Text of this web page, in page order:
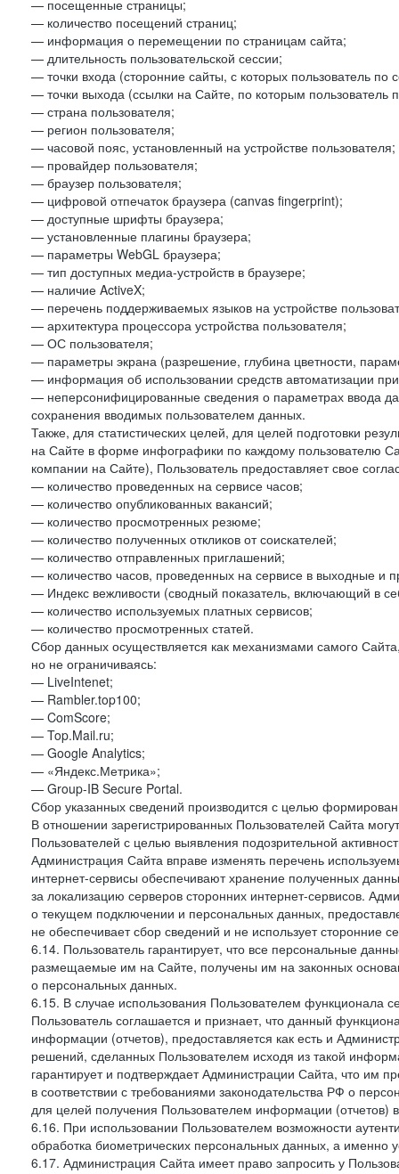
— посещенные страницы;
— количество посещений страниц;
— информация о перемещении по страницам сайта;
— длительность пользовательской сессии;
— точки входа (сторонние сайты, с которых пользователь по
— точки выхода (ссылки на Сайте, по которым пользователь
— страна пользователя;
— регион пользователя;
— часовой пояс, установленный на устройстве пользователя;
— провайдер пользователя;
— браузер пользователя;
— цифровой отпечаток браузера (canvas fingerprint);
— доступные шрифты браузера;
— установленные плагины браузера;
— параметры WebGL браузера;
— тип доступных медиа-устройств в браузере;
— наличие ActiveX;
— перечень поддерживаемых языков на устройстве
— архитектура процессора устройства пользователя;
— ОС пользователя;
— параметры экрана (разрешение, глубина цветности,
— информация об использовании средств автоматизации
— неперсонифицированные сведения о параметрах ввода
сохранения вводимых пользователем данных.
Также, для статистических целей, для целей подготовки
на Сайте в форме инфографики по каждому пользователю
компании на Сайте), Пользователь предоставляет свое
— количество проведенных на сервисе часов;
— количество опубликованных вакансий;
— количество просмотренных резюме;
— количество полученных откликов от соискателей;
— количество отправленных приглашений;
— количество часов, проведенных на сервисе в выходные и
— Индекс вежливости (сводный показатель, включающий в
— количество используемых платных сервисов;
— количество просмотренных статей.
Сбор данных осуществляется как механизмами самого
но не ограничиваясь:
— LiveIntenet;
— Rambler.top100;
— ComScore;
— Top.Mail.ru;
— Google Analytics;
— «Яндекс.Метрика»;
— Group-IB Secure Portal.
Сбор указанных сведений производится с целью
В отношении зарегистрированных Пользователей Сайта
Пользователей с целью выявления подозрительной
Администрация Сайта вправе изменять перечень
интернет-сервисы обеспечивают хранение полученных
за локализацию серверов сторонних интернет-сервисов.
о текущем подключении и персональных данных,
не обеспечивает сбор сведений и не использует
6.14. Пользователь гарантирует, что все персональные
размещаемые им на Сайте, получены им на законных
о персональных данных.
6.15. В случае использования Пользователем функционала
Пользователь соглашается и признает, что данный
информации (отчетов), предоставляется как есть и
решений, сделанных Пользователем исходя из такой
гарантирует и подтверждает Администрации Сайта, что им
в соответствии с требованиями законодательства РФ о
для целей получения Пользователем информации (отчетов)
6.16. При использовании Пользователем возможности
обработка биометрических персональных данных, а именно
6.17. Администрация Сайта имеет право запросить у